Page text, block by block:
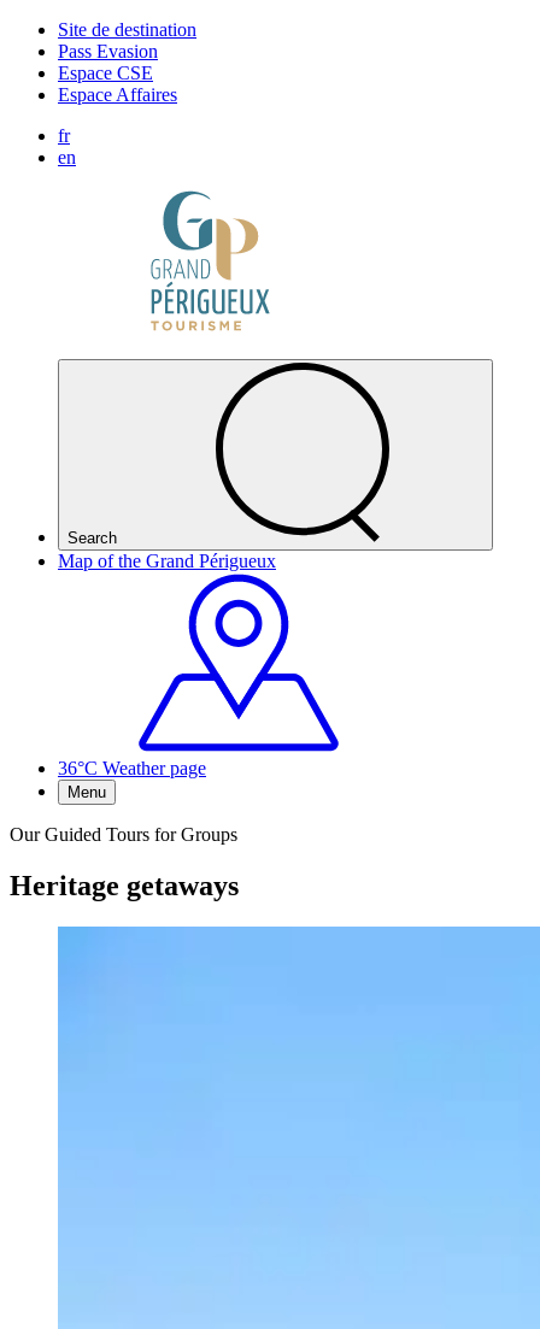
Site de destination
Pass Evasion
Espace CSE
Espace Affaires
fr
en
Search
Map of the Grand Périgueux
36°C Weather page
Menu
Our Guided Tours for Groups
Heritage getaways